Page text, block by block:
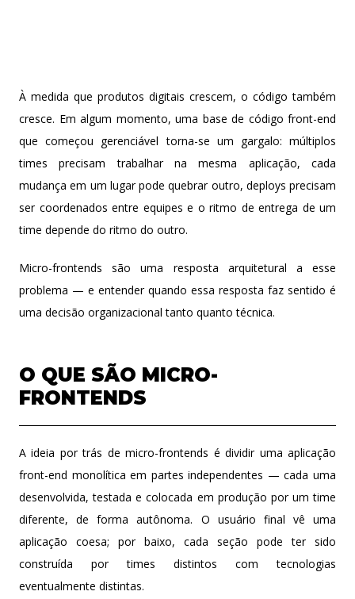
À medida que produtos digitais crescem, o código também
cresce. Em algum momento, uma base de código front-end
que começou gerenciável torna-se um gargalo: múltiplos
times precisam trabalhar na mesma aplicação, cada
mudança em um lugar pode quebrar outro, deploys precisam
ser coordenados entre equipes e o ritmo de entrega de um
time depende do ritmo do outro.
Micro-frontends são uma resposta arquitetural a esse
problema — e entender quando essa resposta faz sentido é
uma decisão organizacional tanto quanto técnica.
O QUE SÃO MICRO-
FRONTENDS
A ideia por trás de micro-frontends é dividir uma aplicação
front-end monolítica em partes independentes — cada uma
desenvolvida, testada e colocada em produção por um time
diferente, de forma autônoma. O usuário final vê uma
aplicação coesa; por baixo, cada seção pode ter sido
construída por times distintos com tecnologias
eventualmente distintas.